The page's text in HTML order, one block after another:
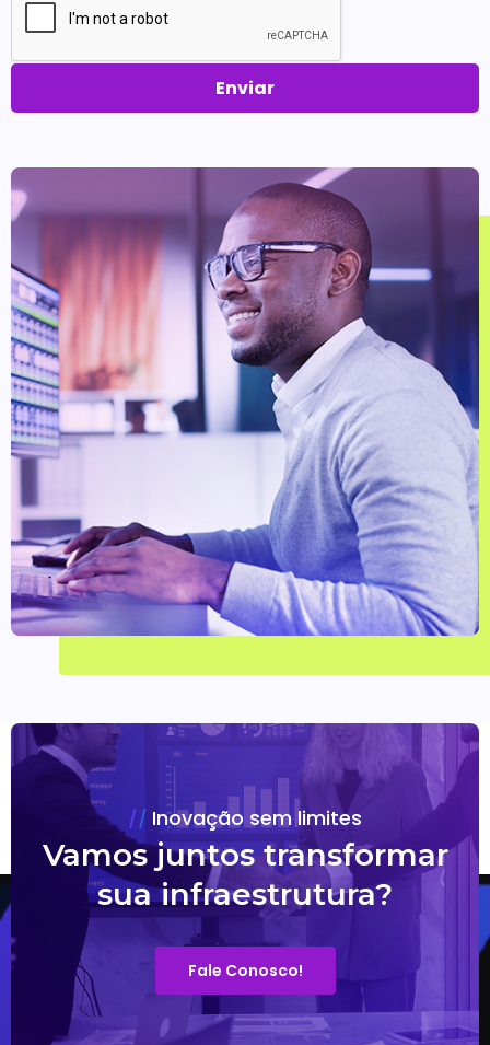
Inovação sem limites
Vamos juntos transformar
sua infraestrutura?
Fale Conosco!